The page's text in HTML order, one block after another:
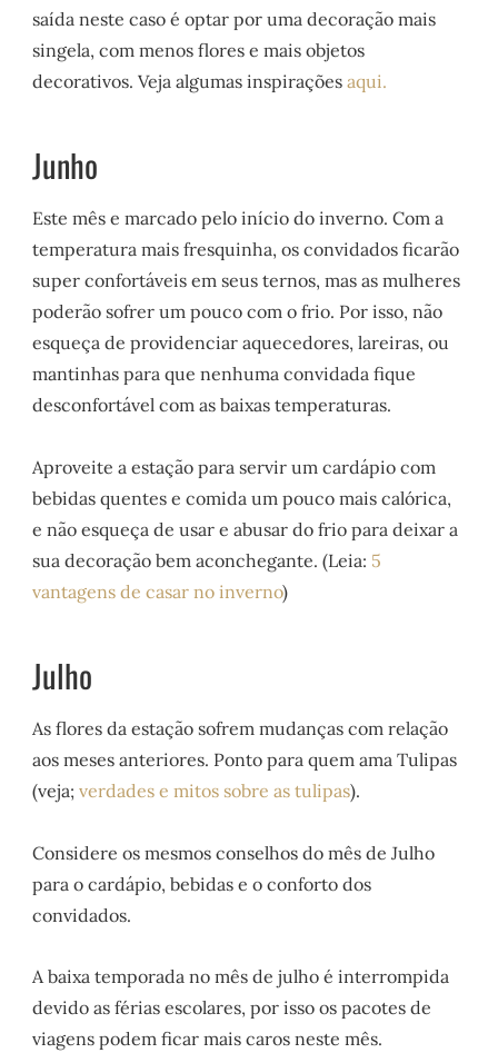
saída neste caso é optar por uma decoração mais
singela, com menos flores e mais objetos
decorativos. Veja algumas inspiraçõesaqui.
Junho
Este mês e marcado pelo início do inverno. Com a
temperatura mais fresquinha, os convidados ficarão
super confortáveis em seus ternos, mas as mulheres
poderão sofrer um pouco com o frio. Por isso, não
esqueça de providenciar aquecedores, lareiras, ou
mantinhas para que nenhuma convidada fique
desconfortável com as baixas temperaturas.
Aproveite a estação para servir um cardápio com
bebidas quentes e comida um pouco mais calórica,
e não esqueça de usar e abusar do frio para deixar a
sua decoração bem aconchegante. (Leia: 5
vantagens de casar no inverno)
Julho
As flores da estação sofrem mudanças com relação
aos meses anteriores. Ponto para quem ama Tulipas
(veja;verdades e mitos sobre as tulipas).
Considere os mesmos conselhos do mês de Julho
para o cardápio, bebidas e o conforto dos
convidados.
A baixa temporada no mês de julho é interrompida
devido as férias escolares, por isso os pacotes de
viagens podem ficar mais caros neste mês.